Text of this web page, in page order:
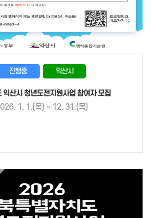
진행중 익산시
익산시 청년도전지원사업 참여자 모집
1. 1.(목) ~ 12. 31.(목)